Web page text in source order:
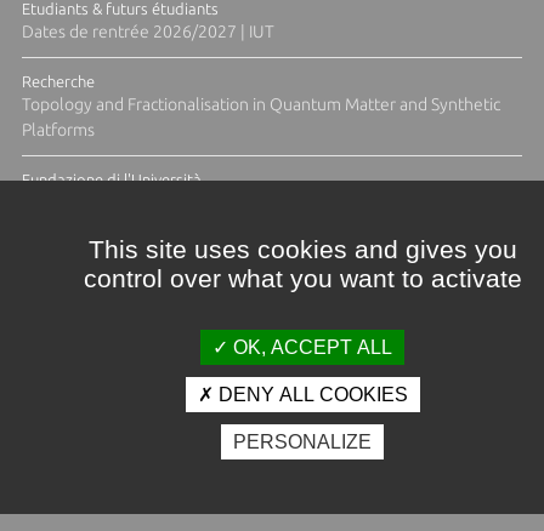
Etudiants & futurs étudiants
Dates de rentrée 2026/2027 | IUT
Recherche
Topology and Fractionalisation in Quantum Matter and Synthetic
Platforms
Fundazione di l'Università
Crédits et mentions légales
Espace presse
Photothèque
This site uses cookies and gives you
control over what you want to activate
OK, ACCEPT ALL
DENY ALL COOKIES
PERSONALIZE